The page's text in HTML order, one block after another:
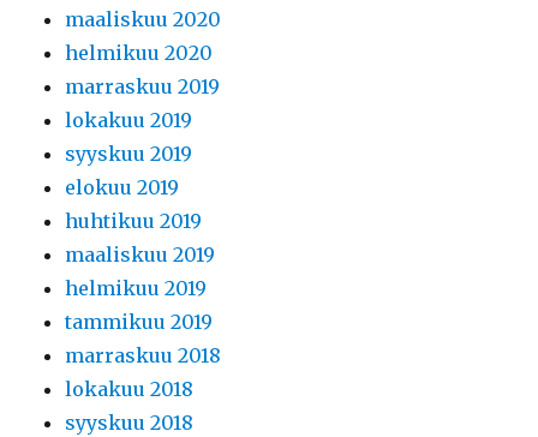
maaliskuu 2020
helmikuu 2020
marraskuu 2019
lokakuu 2019
syyskuu 2019
elokuu 2019
huhtikuu 2019
maaliskuu 2019
helmikuu 2019
tammikuu 2019
marraskuu 2018
lokakuu 2018
syyskuu 2018